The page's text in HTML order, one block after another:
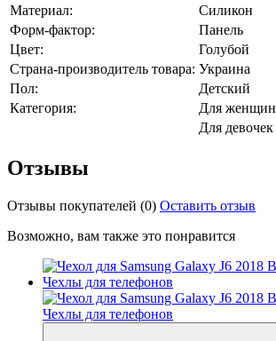
Материал:
Силикон
Форм-фактор:
Панель
Цвет:
Голубой
Страна-производитель товара: Украина
Пол:
Детский
Категория:
Для женщин
Для девочек
Отзывы
Отзывы покупателей (0) Оставить отзыв
Возможно, вам также это понравится